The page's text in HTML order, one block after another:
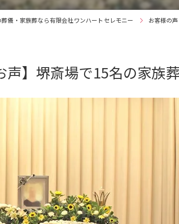
儀・家族葬なら有限会社ワンハートセレモニー お客様の声
声】堺斎場で15名の家族葬